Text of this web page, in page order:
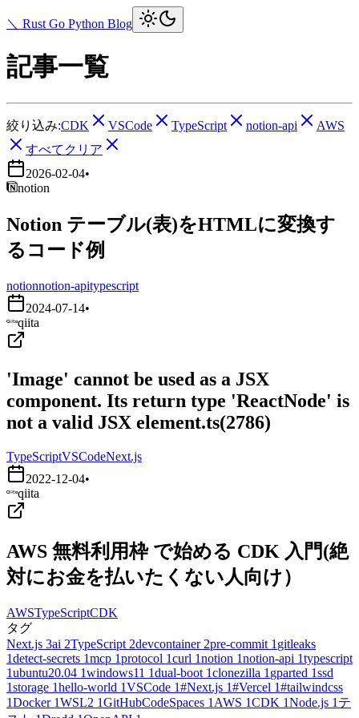
＼ Rust Go Python Blog
記事一覧
絞り込み:CDK VSCode TypeScript notion-api
AWS
すべてクリア
2026-02-04•
notion
Notion テーブル(表)をHTMLに変換す
るコード例
notionnotion-apitypescript
2024-07-14•
qiita
'Image' cannot be used as a JSX
component. Its return type 'ReactNode' is
not a valid JSX element.ts(2786)
TypeScriptVSCodeNext.js
2022-12-04•
qiita
AWS 無料利用枠 で始める CDK 入門(絶
対にお金を払いたくない人向け）
AWSTypeScriptCDK
タグ
Next.js 3ai 2TypeScript 2devcontainer 2pre-commit 1 gitleaks
1detect-secrets 1mcp 1protocol 1curl 1notion 1notion-api 1typescript
1ubuntu20.04 1windows11 1dual-boot 1clonezilla 1 gparted 1ssd
1storage 1hello-world 1VSCode 1#Next.js 1#Vercel 1#tailwindcss
1Docker 1WSL2 1GitHubCodeSpaces 1 AWS 1CDK 1Node.js 1 テ